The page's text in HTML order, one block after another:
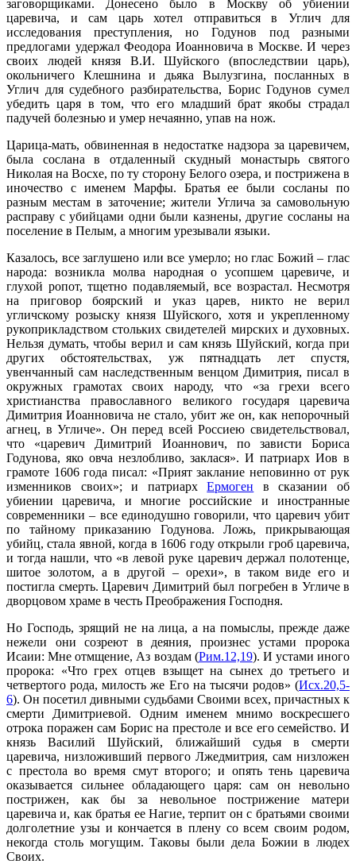
заговорщиками. Донесено было в Москву об убиении
царевича, и сам царь хотел отправиться в Углич для
исследования преступления, но Годунов под разными
предлогами удержал Феодора Иоанновича в Москве. И через
своих людей князя В.И. Шуйского (впоследствии царь),
окольничего Клешнина и дьяка Вылузгина, посланных в
Углич для судебного разбирательства, Борис Годунов сумел
убедить царя в том, что его младший брат якобы страдал
падучей болезнью и умер нечаянно, упав на нож.
Царица-мать, обвиненная в недостатке надзора за царевичем,
была сослана в отдаленный скудный монастырь святого
Николая на Восхе, по ту сторону Белого озера, и пострижена в
иночество с именем Марфы. Братья ее были сосланы по
разным местам в заточение; жители Углича за самовольную
расправу с убийцами одни были казнены, другие сосланы на
поселение в Пелым, а многим урезывали языки.
Казалось, все заглушено или все умерло; но глас Божий – глас
народа: возникла молва народная о усопшем царевиче, и
глухой ропот, тщетно подавляемый, все возрастал. Несмотря
на приговор боярский и указ царев, никто не верил
угличскому розыску князя Шуйского, хотя и укрепленному
рукоприкладством стольких свидетелей мирских и духовных.
Нельзя думать, чтобы верил и сам князь Шуйский, когда при
других обстоятельствах, уж пятнадцать лет спустя,
увенчанный сам наследственным венцом Димитрия, писал в
окружных грамотах своих народу, что «за грехи всего
христианства православного великого государя царевича
Димитрия Иоанновича не стало, убит же он, как непорочный
агнец, в Угличе». Он перед всей Россиею свидетельствовал,
что «царевич Димитрий Иоаннович, по зависти Бориса
Годунова, яко овча незлобливо, заклася». И патриарх Иов в
грамоте 1606 года писал: «Прият заклание неповинно от рук
изменников своих»; и патриарх
Ермоген
в сказании об
убиении царевича, и многие российские и иностранные
современники – все единодушно говорили, что царевич убит
по тайному приказанию Годунова. Ложь, прикрывающая
убийц, стала явной, когда в 1606 году открыли гроб царевича,
и тогда нашли, что «в левой руке царевич держал полотенце,
шитое золотом, а в другой – орехи», в таком виде его и
постигла смерть. Царевич Димитрий был погребен в Угличе в
дворцовом храме в честь Преображения Господня.
Но Господь, зрящий не на лица, а на помыслы, прежде даже
нежели они созреют в деяния, произнес устами пророка
Исаии: Мне отмщение, Аз воздам (Рим.12,19). И устами иного
пророка: «Что грех отцев взыщет на сынех до третьего и
четвертого рода, милость же Его на тысячи родов» (Исх.20,5-
6). Он посетил дивными судьбами Своими всех, причастных к
смерти Димитриевой. Одним именем мнимо воскресшего
отрока поражен сам Борис на престоле и все его семейство. И
князь Василий Шуйский, ближайший судья в смерти
царевича, низложивший первого Лжедмитрия, сам низложен
с престола во время смут второго; и опять тень царевича
оказывается сильнее обладающего царя: сам он невольно
пострижен, как бы за невольное пострижение матери
царевича и, как братья ее Нагие, терпит он с братьями своими
долголетние узы и кончается в плену со всем своим родом,
некогда столь могущим. Таковы были дела Божии в людех
Своих.